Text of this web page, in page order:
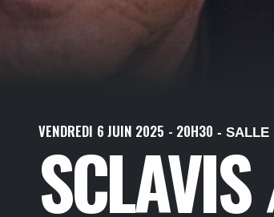
VENDREDI 6 JUIN 2025 - 20H30 - SALLE